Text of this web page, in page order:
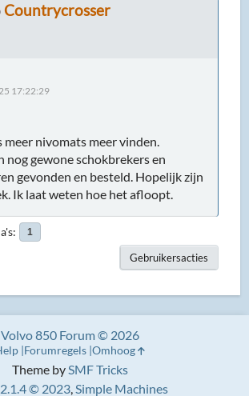
Countrycrosser
17:22:29
meer nivomats meer vinden.
nog gewone schokbrekers en
gevonden en besteld. Hopelijk zijn
Ik laat weten hoe het afloopt.
1
Gebruikersacties
Theme bySMF Tricks
© 2023,Simple Machines
Volvo 850 Forum © 2026
Forumregels Omhoog